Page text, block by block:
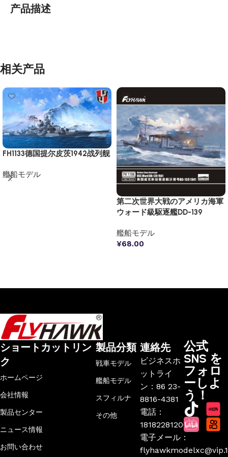
产品描述
相关产品
FH1133德国提尔皮茨1942战列舰
艦船モデル
第二次世界大戦のアメリカ海軍
ウォード級駆逐艦DD-139
艦船モデル
¥68.00
ショートカットリン
ク
ホームページ
会社情報
製品センター
ニュース情報
お問い合わせ
製品分類
戦車モデル
艦船モデル
スフィルナ
その他
連絡先
ビジネスホ
ットライ
ン：86 23-
8816-4381
電話：
18182281206
電子メール：
公式
SNS を
フォロ
ーしよ
う！